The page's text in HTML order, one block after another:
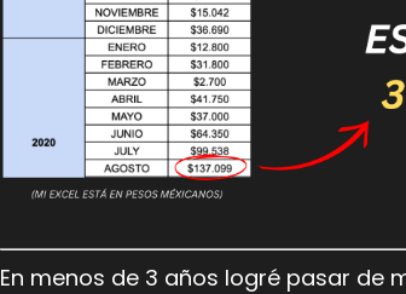
En menos de 3 años logré pasar de